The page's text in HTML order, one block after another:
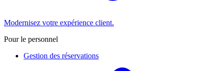
Modernisez votre expérience client.
Pour le personnel
Gestion des réservations